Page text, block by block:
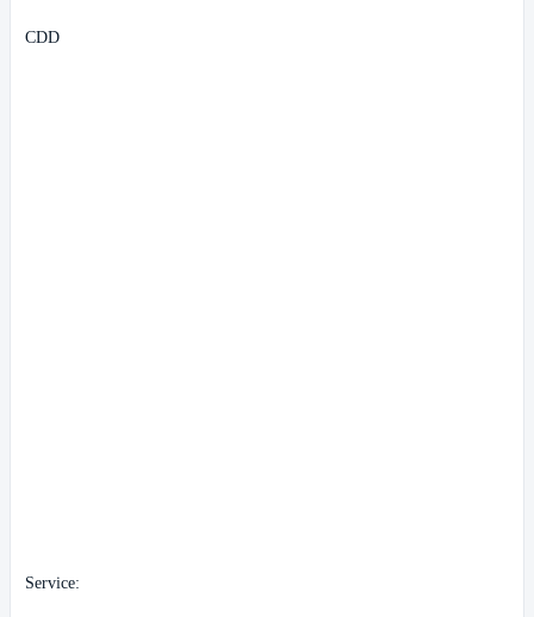
CDD
Service: